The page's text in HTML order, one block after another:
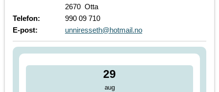
2670 Otta
Telefon:
990 09 710
E-post:
unniresseth@hotmail.no
29
aug